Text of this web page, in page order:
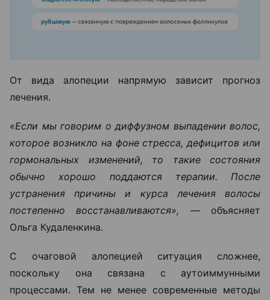
От вида алопеции напрямую зависит прогноз
лечения.
«Если мы говорим о диффузном выпадении волос,
которое возникло на фоне стресса, дефицитов или
гормональных изменений, то такие состояния
обычно хорошо поддаются терапии. После
устранения причины и курса лечения волосы
постепенно восстанавливаются», —объясняет
Ольга Кудаленкина.
С очаговой алопецией ситуация сложнее,
поскольку она связана с аутоиммунными
процессами. Тем не менее современные методы